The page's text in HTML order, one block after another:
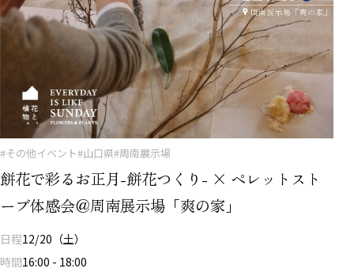
#その他イベント#山口県#周南展示場
餅花で彩るお正月-餅花つくり- × ペレットスト
ーブ体感会＠周南展示場「爽の家」
日程12/20（土）
時間16:00 - 18:00